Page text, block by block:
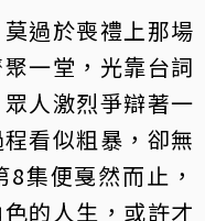
過於喪禮上那場
一堂，光靠台詞
人激烈爭辯著一
看似粗暴，卻無
集便戛然而止，
的人生，或許才